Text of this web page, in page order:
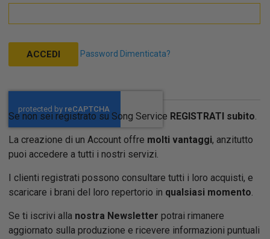
ACCEDI Password Dimenticata?
Se non sei registrato su Song Service REGISTRATI subito.
La creazione di un Account offre molti vantaggi, anzitutto
puoi accedere a tutti i nostri servizi.
I clienti registrati possono consultare tutti i loro acquisti, e
scaricare i brani del loro repertorio in qualsiasi momento.
Se ti iscrivi alla nostra Newsletter potrai rimanere
aggiornato sulla produzione e ricevere informazioni puntuali